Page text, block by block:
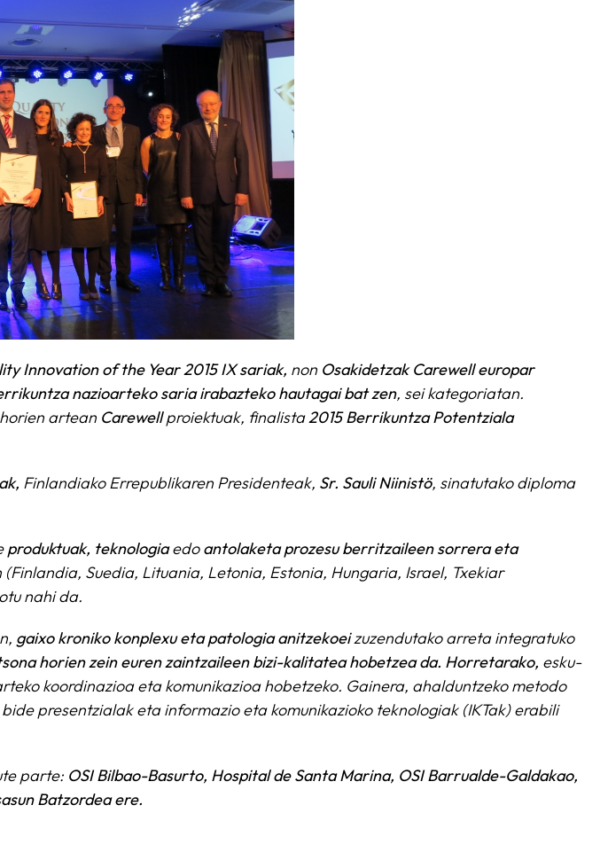
Innovation of the Year 2015 IX sariak, non Osakidetzak Carewelleuropar
nazioarteko saria irabazteko hautagai bat zen, sei kategoriatan.
artean Carewellproiektuak, finalista2015 Berrikuntza Potentziala
Finlandiako Errepublikaren Presidenteak, Sr. Sauli Niinistö, sinatutako diploma
produktuak, teknologiaedoantolaketa prozesu berritzaileen sorrera eta
Suedia, Lituania, Letonia, Estonia, Hungaria, Israel, Txekiar
nahi da.
gaixo kroniko konplexu eta patologia anitzekoeizuzendutako arreta integratuko
horien zein euren zaintzaileen bizi-kalitatea hobetzea da. Horretarako, esku-
koordinazioa eta komunikazioa hobetzeko. Gainera, ahalduntzeko metodo
presentzialak eta informazio eta komunikazioko teknologiak (IKTak) erabili
parte: OSI Bilbao-Basurto, Hospital de Santa Marina, OSI Barrualde-Galdakao,
Batzordea ere.